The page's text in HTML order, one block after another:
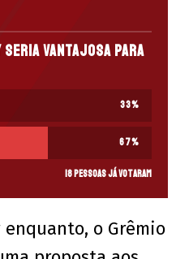
vantajosa para
33%
67%
18 pessoas já votaram
enquanto, o Grêmio